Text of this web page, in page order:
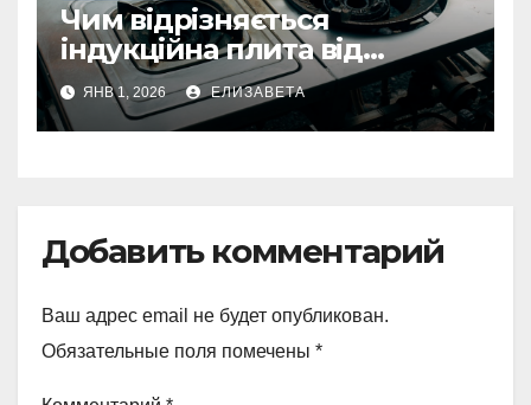
Чим відрізняється
індукційна плита від
електричної: переваги та
недоліки
ЯНВ 1, 2026 ЕЛИЗАВЕТА
Добавить комментарий
Ваш адрес email не будет опубликован.
Обязательные поля помечены *